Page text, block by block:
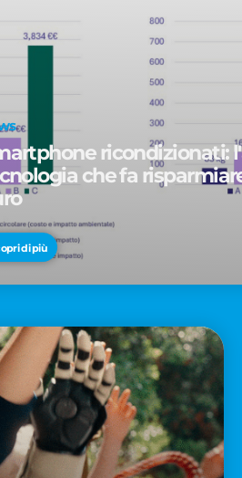
ricondizionati:
che fa
di più